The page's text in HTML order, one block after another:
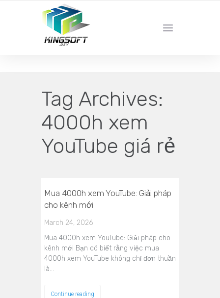
YOUR LOCAL DIGITAL MARKETING AGENCY
Tag Archives:
4000h xem
YouTube giá rẻ
Mua 4000h xem YouTube: Giải pháp
cho kênh mới
March 24, 2026
Mua 4000h xem YouTube: Giải pháp cho
kênh mới Bạn có biết rằng việc mua
4000h xem YouTube không chỉ đơn thuần
là…
Continue reading